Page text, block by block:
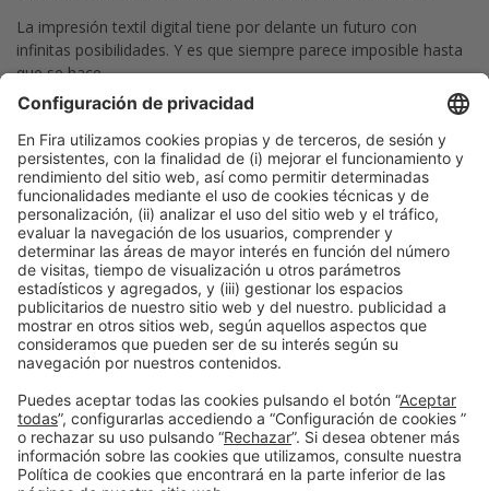
La impresión textil digital tiene por delante un futuro con
infinitas posibilidades. Y es que siempre parece imposible hasta
que se hace.
Cristina Benavides, colaboradora de Graphispag
Publicación anterior
El círculo virtuoso de la innovación que impulsa el
crecimiento empresarial
Siguiente
La impresión digital apuesta por la personalización